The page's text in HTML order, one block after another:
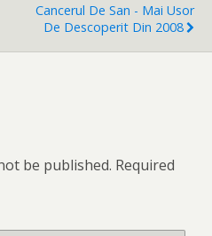
Cancerul De San - Mai Usor
De Descoperit Din 2008
be published. Required